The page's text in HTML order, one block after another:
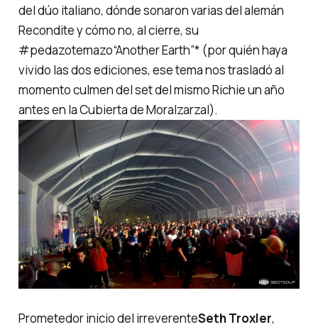
del dúo italiano, dónde sonaron varias del alemán
Recondite y cómo no, al cierre, su
#pedazotemazo“Another Earth”* (por quién haya
vivido las dos ediciones, ese tema nos trasladó al
momento culmen del set del mismo Richie un año
antes en la Cubierta de Moralzarzal).
Prometedor inicio del irreverenteSeth Troxler,